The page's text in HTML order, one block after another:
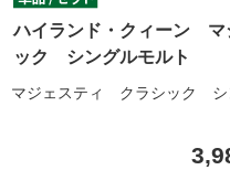
ハイランド・クィーン
ック シングルモルト
マジェスティ クラシック シ